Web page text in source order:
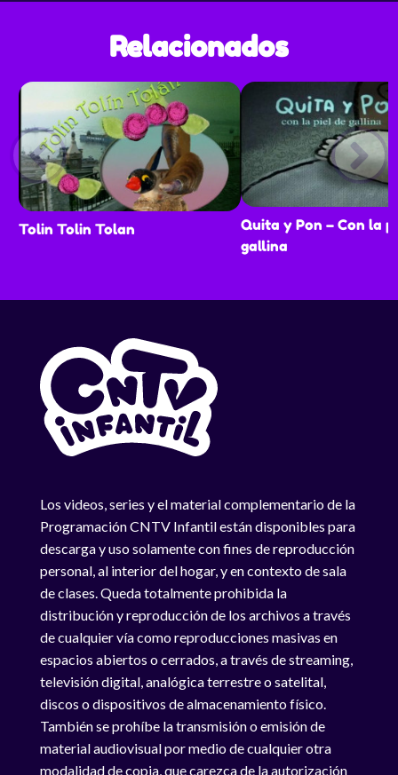
Relacionados
Tolin Tolin Tolan
Quita y Pon – Con la
gallina
Los videos, series y el material complementario de la
Programación CNTV Infantil están disponibles para
descarga y uso solamente con fines de reproducción
personal, al interior del hogar, y en contexto de sala
de clases. Queda totalmente prohibida la
distribución y reproducción de los archivos a través
de cualquier vía como reproducciones masivas en
espacios abiertos o cerrados, a través de streaming,
televisión digital, analógica terrestre o satelital,
discos o dispositivos de almacenamiento físico.
También se prohíbe la transmisión o emisión de
material audiovisual por medio de cualquier otra
modalidad de copia, que carezca de la autorización